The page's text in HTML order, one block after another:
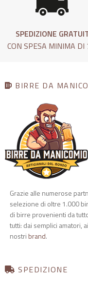
SPEDIZIONE
CON SPESA MINIMA DI
BIRRE DA
Grazie alle numerose
selezione di oltre 1.000
di birre provenienti da
tutti: dai semplici amatori,
nostri brand.
SPEDIZIONE